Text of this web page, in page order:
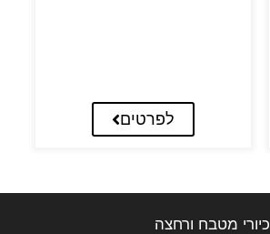
לפרטים
כיורי מטבח ורחצה